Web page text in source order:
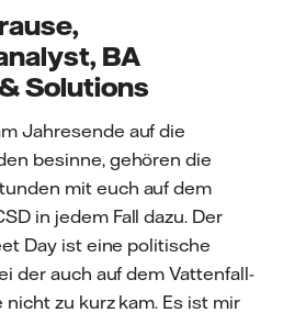
BA
Solutions
Jahresende auf die
besinne, gehören die
mit euch auf dem
in jedem Fall dazu. Der
Day ist eine politische
der auch auf dem Vattenfall-
nicht zu kurz kam. Es ist mir